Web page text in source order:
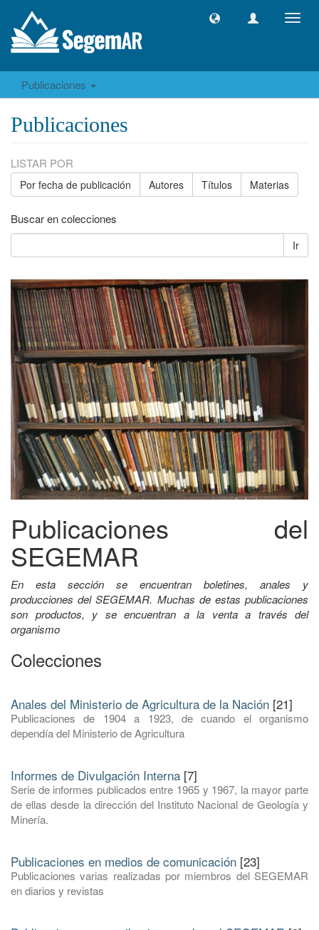
Publicaciones
Publicaciones
LISTAR POR
Por fecha de publicación Autores Títulos Materias
Buscar en colecciones
Ir
Publicaciones del
SEGEMAR
En esta sección se encuentran boletines, anales y
producciones del SEGEMAR. Muchas de estas publicaciones
son productos, y se encuentran a la venta a través del
organismo
Colecciones
Anales del Ministerio de Agricultura de la Nación [21]
Publicaciones de 1904 a 1923, de cuando el organismo
dependía del Ministerio de Agricultura
Informes de Divulgación Interna [7]
Serie de informes publicados entre 1965 y 1967, la mayor parte
de ellas desde la dirección del Instituto Nacional de Geología y
Minería.
Publicaciones en medios de comunicación [23]
Publicaciones varias realizadas por miembros del SEGEMAR
en diarios y revistas